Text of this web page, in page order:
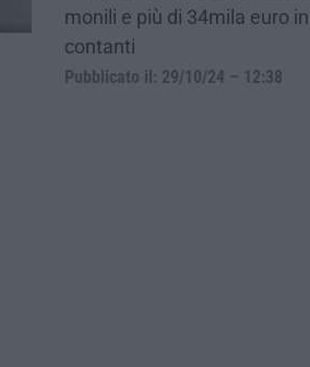
monili e più di 34mila euro in
contanti
Pubblicato il: 29/10/24 – 12:38